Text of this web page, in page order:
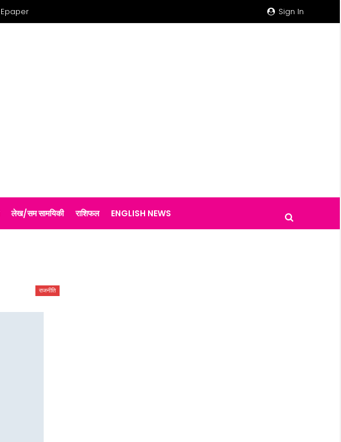
Sign In
Epaper
लेख/सम सामयिकी राशिफल ENGLISH NEWS
राजनीति